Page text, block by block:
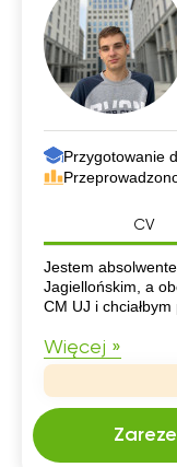
Przygotowanie
CV
CV
Jestem
Jagiellońskim, a
CM UJ i
Więcej »